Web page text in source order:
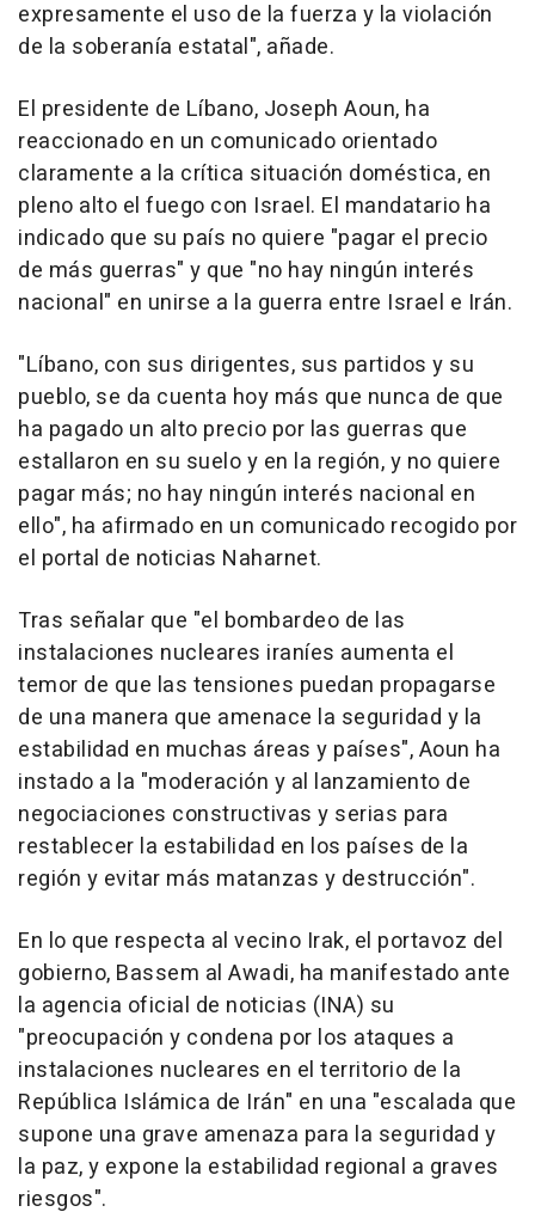
expresamente el uso de la fuerza y la violación
de la soberanía estatal", añade.
El presidente de Líbano, Joseph Aoun, ha
reaccionado en un comunicado orientado
claramente a la crítica situación doméstica, en
pleno alto el fuego con Israel. El mandatario ha
indicado que su país no quiere "pagar el precio
de más guerras" y que "no hay ningún interés
nacional" en unirse a la guerra entre Israel e Irán.
"Líbano, con sus dirigentes, sus partidos y su
pueblo, se da cuenta hoy más que nunca de que
ha pagado un alto precio por las guerras que
estallaron en su suelo y en la región, y no quiere
pagar más; no hay ningún interés nacional en
ello", ha afirmado en un comunicado recogido por
el portal de noticias Naharnet.
Tras señalar que "el bombardeo de las
instalaciones nucleares iraníes aumenta el
temor de que las tensiones puedan propagarse
de una manera que amenace la seguridad y la
estabilidad en muchas áreas y países", Aoun ha
instado a la "moderación y al lanzamiento de
negociaciones constructivas y serias para
restablecer la estabilidad en los países de la
región y evitar más matanzas y destrucción".
En lo que respecta al vecino Irak, el portavoz del
gobierno, Bassem al Awadi, ha manifestado ante
la agencia oficial de noticias (INA) su
"preocupación y condena por los ataques a
instalaciones nucleares en el territorio de la
República Islámica de Irán" en una "escalada que
supone una grave amenaza para la seguridad y
la paz, y expone la estabilidad regional a graves
riesgos".